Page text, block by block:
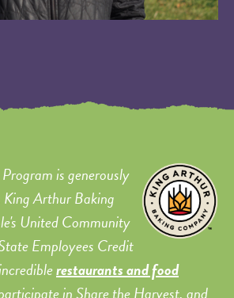
is generously
Arthur Baking
United Community
Employees Credit
restaurants and food
in Share the Harvest, and